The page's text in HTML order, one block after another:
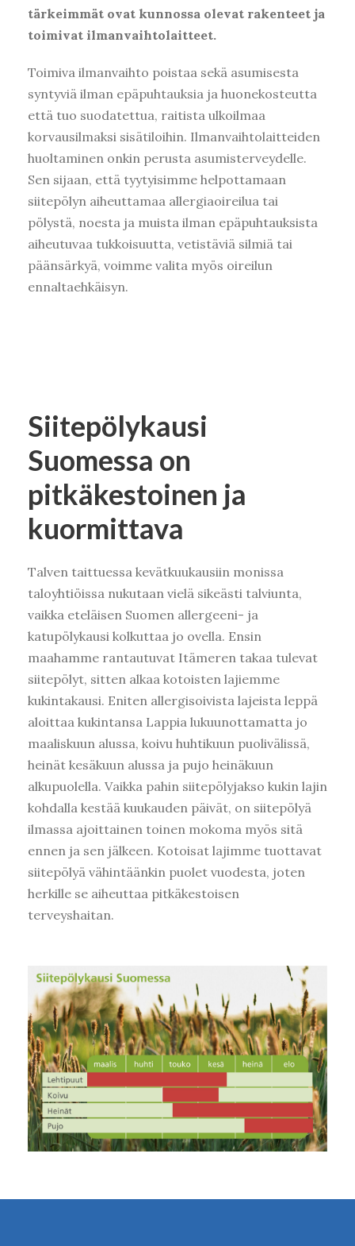
tärkeimmät ovat kunnossa olevat rakenteet ja
toimivat ilmanvaihtolaitteet.
Toimiva ilmanvaihto poistaa sekä asumisesta
syntyviä ilman epäpuhtauksia ja huonekosteutta
että tuo suodatettua, raitista ulkoilmaa
korvausilmaksi sisätiloihin. Ilmanvaihtolaitteiden
huoltaminen onkin perusta asumisterveydelle.
Sen sijaan, että tyytyisimme helpottamaan
siitepölyn aiheuttamaa allergiaoireilua tai
pölystä, noesta ja muista ilman epäpuhtauksista
aiheutuvaa tukkoisuutta, vetistäviä silmiä tai
päänsärkyä, voimme valita myös oireilun
ennaltaehkäisyn.
Siitepölykausi
Suomessa on
pitkäkestoinen ja
kuormittava
Talven taittuessa kevätkuukausiin monissa
taloyhtiöissa nukutaan vielä sikeästi talviunta,
vaikka eteläisen Suomen allergeeni- ja
katupölykausi kolkuttaa jo ovella. Ensin
maahamme rantautuvat Itämeren takaa tulevat
siitepölyt, sitten alkaa kotoisten lajiemme
kukintakausi. Eniten allergisoivista lajeista leppä
aloittaa kukintansa Lappia lukuunottamatta jo
maaliskuun alussa, koivu huhtikuun puolivälissä,
heinät kesäkuun alussa ja pujo heinäkuun
alkupuolella. Vaikka pahin siitepölyjakso kukin lajin
kohdalla kestää kuukauden päivät, on siitepölyä
ilmassa ajoittainen toinen mokoma myös sitä
ennen ja sen jälkeen. Kotoisat lajimme tuottavat
siitepölyä vähintäänkin puolet vuodesta, joten
herkille se aiheuttaa pitkäkestoisen
terveyshaitan.